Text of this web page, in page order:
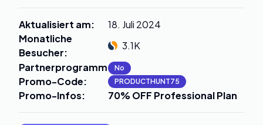
Aktualisiert am:
18. Juli 2024
Monatliche
Besucher:
3.1K
Partnerprogramm: No
Promo-Code: PRODUCTHUNT75
Promo-Infos: 70% OFF Professional Plan